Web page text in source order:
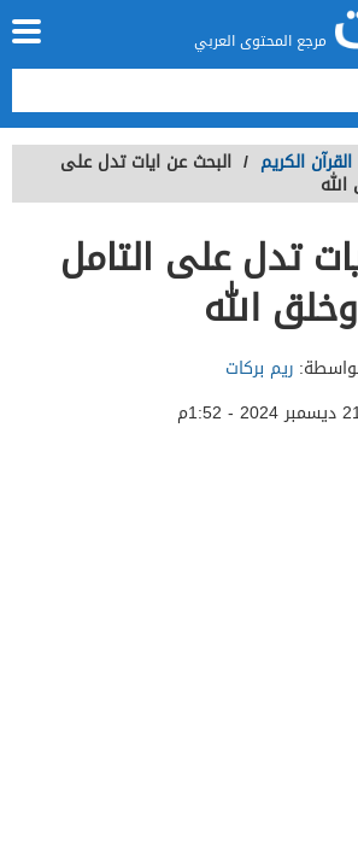
مرجع المحتوى العربي
القرآن الكريم / البحث عن ايات تدل على
تدل على التامل
الله
ريم بركات
2024 - 1:52م